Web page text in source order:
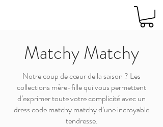
Matchy Matchy
Notre coup de cœur de la saison ? Les
collections mère-fille qui vous permettent
d’exprimer toute votre complicité avec un
dress code matchy matchy d’une incroyable
tendresse.